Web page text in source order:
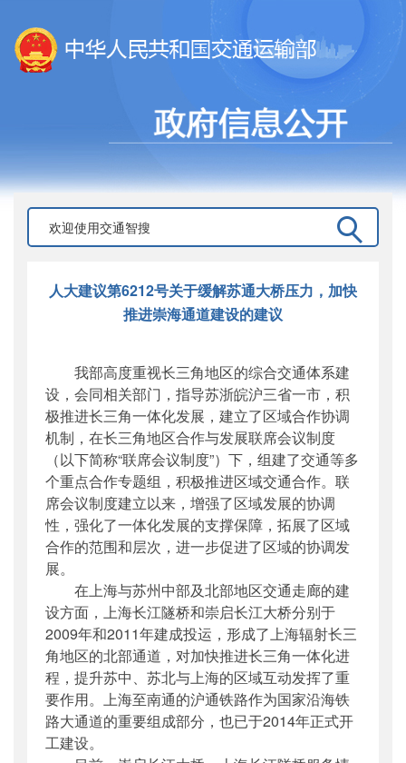
人大建议第6212号关于缓解苏通大桥压力，加快
推进崇海通道建设的建议
我部高度重视长三角地区的综合交通体系建
设，会同相关部门，指导苏浙皖沪三省一市，积
极推进长三角一体化发展，建立了区域合作协调
机制，在长三角地区合作与发展联席会议制度
（以下简称“联席会议制度”）下，组建了交通等多
个重点合作专题组，积极推进区域交通合作。联
席会议制度建立以来，增强了区域发展的协调
性，强化了一体化发展的支撑保障，拓展了区域
合作的范围和层次，进一步促进了区域的协调发
展。
在上海与苏州中部及北部地区交通走廊的建
设方面，上海长江隧桥和崇启长江大桥分别于
2009年和2011年建成投运，形成了上海辐射长三
角地区的北部通道，对加快推进长三角一体化进
程，提升苏中、苏北与上海的区域互动发挥了重
要作用。上海至南通的沪通铁路作为国家沿海铁
路大通道的重要组成部分，也已于2014年正式开
工建设。